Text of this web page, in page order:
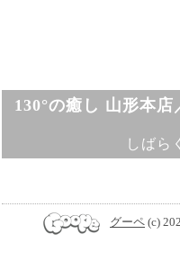
130°の癒し 山形本
しばら
グーペ (c)